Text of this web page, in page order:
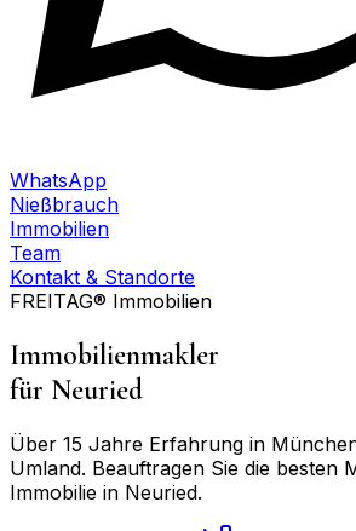
WhatsApp
Nießbrauch
Immobilien
Team
Kontakt & Standorte
FREITAG® Immobilien
Immobilienmakler
für Neuried
Über 15 Jahre Erfahrung in
Umland. Beauftragen Sie die besten
Immobilie in Neuried.